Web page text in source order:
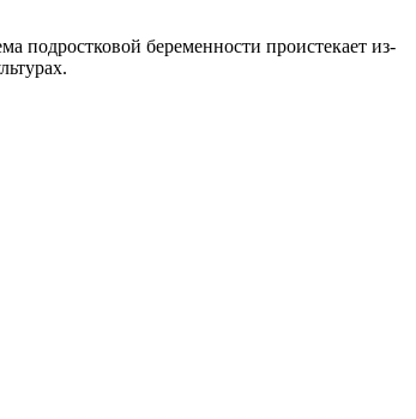
подростковой беременности проистекает из-